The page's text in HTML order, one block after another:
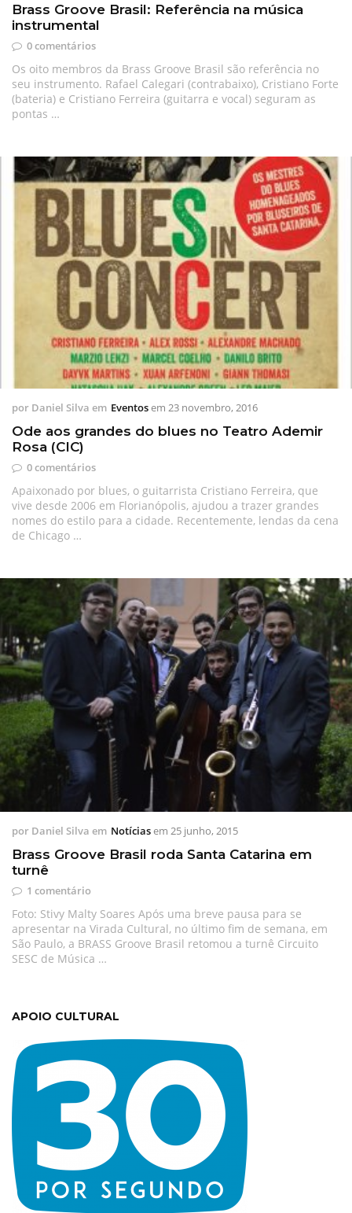
Brass Groove Brasil: Referência na música
instrumental
0 comentários
Os oito membros da Brass Groove Brasil são referência no
seu instrumento. Rafael Calegari (contrabaixo), Cristiano Forte
(bateria) e Cristiano Ferreira (guitarra e vocal) seguram as
pontas …
por Daniel Silva em Eventosem 23 novembro, 2016
Ode aos grandes do blues no Teatro Ademir
Rosa (CIC)
0 comentários
Apaixonado por blues, o guitarrista Cristiano Ferreira, que
vive desde 2006 em Florianópolis, ajudou a trazer grandes
nomes do estilo para a cidade. Recentemente, lendas da cena
de Chicago …
por Daniel Silva em Notíciasem 25 junho, 2015
Brass Groove Brasil roda Santa Catarina em
turnê
1 comentário
Foto: Stivy Malty Soares Após uma breve pausa para se
apresentar na Virada Cultural, no último fim de semana, em
São Paulo, a BRASS Groove Brasil retomou a turnê Circuito
SESC de Música …
APOIO CULTURAL